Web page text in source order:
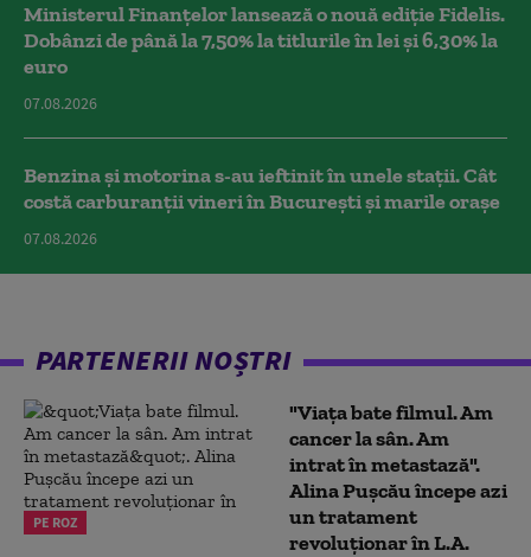
Ministerul Finanțelor lansează o nouă ediție Fidelis.
Dobânzi de până la 7,50% la titlurile în lei și 6,30% la
euro
07.08.2026
Benzina și motorina s-au ieftinit în unele stații. Cât
costă carburanții vineri în București și marile orașe
07.08.2026
PARTENERII NOȘTRI
PE ROZ
"Viața bate filmul. Am
cancer la sân. Am
intrat în metastază".
Alina Pușcău începe azi
un tratament
revoluționar în L.A.